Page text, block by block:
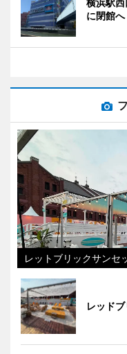
横浜駅
に閉館
レットブリックサン
レッド